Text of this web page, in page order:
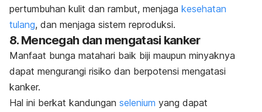
pertumbuhan kulit dan rambut, menjaga kesehatan
tulang, dan menjaga sistem reproduksi.
8. Mencegah dan mengatasi kanker
Manfaat bunga matahari baik biji maupun minyaknya
dapat mengurangi risiko dan berpotensi mengatasi
kanker.
Hal ini berkat kandungan selenium yang dapat